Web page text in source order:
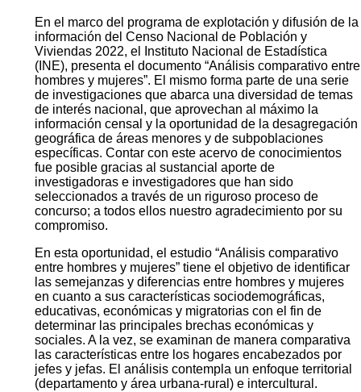
En el marco del programa de explotación y difusión de la
información del Censo Nacional de Población y
Viviendas 2022, el Instituto Nacional de Estadística
(INE), presenta el documento “Análisis comparativo entre
hombres y mujeres”. El mismo forma parte de una serie
de investigaciones que abarca una diversidad de temas
de interés nacional, que aprovechan al máximo la
información censal y la oportunidad de la desagregación
geográfica de áreas menores y de subpoblaciones
específicas. Contar con este acervo de conocimientos
fue posible gracias al sustancial aporte de
investigadoras e investigadores que han sido
seleccionados a través de un riguroso proceso de
concurso; a todos ellos nuestro agradecimiento por su
compromiso.
En esta oportunidad, el estudio “Análisis comparativo
entre hombres y mujeres” tiene el objetivo de identificar
las semejanzas y diferencias entre hombres y mujeres
en cuanto a sus características sociodemográficas,
educativas, económicas y migratorias con el fin de
determinar las principales brechas económicas y
sociales. A la vez, se examinan de manera comparativa
las características entre los hogares encabezados por
jefes y jefas. El análisis contempla un enfoque territorial
(departamento y área urbana-rural) e intercultural.